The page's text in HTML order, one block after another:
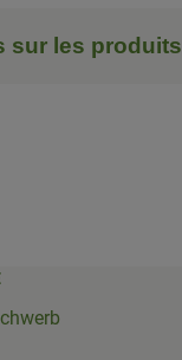
sur les produits